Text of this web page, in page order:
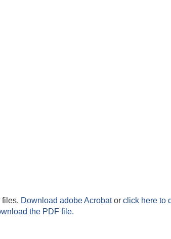
files. Download adobe Acrobator click here to
the PDF file.